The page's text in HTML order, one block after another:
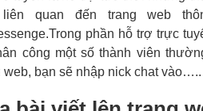
quan đến trang web
phần hỗ trợ trực
công một số thành viên
web, bạn sẽ nhập nick chat vào…..